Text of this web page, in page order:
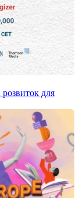
розвиток для